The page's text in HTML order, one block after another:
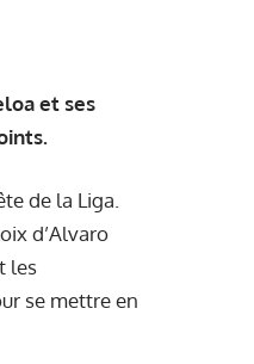
et ses
de la Liga.
d’Alvaro
les
se mettre en